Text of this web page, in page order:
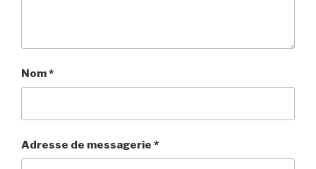
Nom*
Adresse de messagerie *